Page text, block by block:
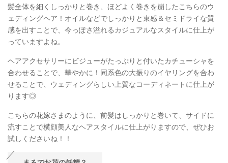
髪全体を細くしっかりと巻き、ほどよく巻きを崩したこちらのウ
ェディングヘア！オイルなどでしっかりと束感＆セミドライな質
感を出すことで、今っぽさ溢れるカジュアルなスタイルに仕上が
っていますよね。
ヘアアクセサリーにビジューがたっぷりと付いたカチューシャを
合わせることで、華やかに！同系色の大振りのイヤリングを合わ
せることで、ウェディングらしい上質なコーディネートに仕上が
ります◎
こちらの花嫁さまのように、前髪はしっかりと巻いて、サイドに
流すことで横顔美人なヘアスタイルに仕上がりますので、ぜひお
試しくださいね！！